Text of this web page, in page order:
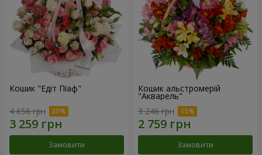
Кошик "Едіт Піаф"
4 656 грн
Замовити
Кошик альстромерій
"Акварель"
3 246 грн
Замовити